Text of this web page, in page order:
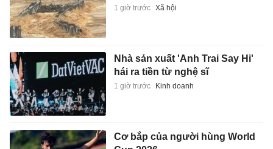
1 giờ trước Xã hội
Nhà sản xuất 'Anh Trai Say Hi'
hái ra tiền từ nghệ sĩ
1 giờ trước Kinh doanh
Cơ bắp của người hùng World